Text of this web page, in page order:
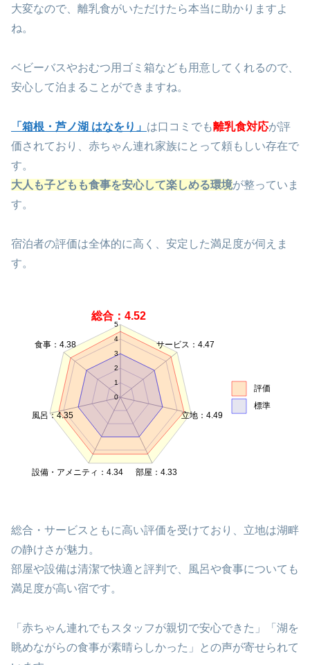
大変なので、離乳食がいただけたら本当に助かりますよ
ね。
ベビーバスやおむつ用ゴミ箱なども用意してくれるので、
安心して泊まることができますね。
「箱根・芦ノ湖 はなをり」 は口コミでも離乳食対応が評
価されており、赤ちゃん連れ家族にとって頼もしい存在で
す。
大人も子どもも食事を安心して楽しめる環境が整っていま
す。
宿泊者の評価は全体的に高く、安定した満足度が伺えま
す。
0
1
2
3
4
5
総合：4.52
サービス：4.47
立地：4.49
部屋：4.33
設備・アメニティ：4.34
風呂：4.35
食事：4.38
評価
標準
総合・サービスともに高い評価を受けており、立地は湖畔
の静けさが魅力。
部屋や設備は清潔で快適と評判で、風呂や食事についても
満足度が高い宿です。
「赤ちゃん連れでもスタッフが親切で安心できた」「湖を
眺めながらの食事が素晴らしかった」との声が寄せられて